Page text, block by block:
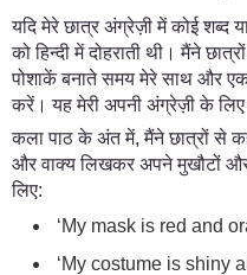
यदि मेरे छात्र अंग्रेज़ी में कोई शब्द
को हिन्दी में दोहराती थी। मैंने
पोशाकें बनाते समय मेरे साथ और
करें। यह मेरी अपनी अंग्रेज़ी के
कला पाठ के अंत में, मैंने छात्रों से
और वाक्य लिखकर अपने मुखौटों
लिए:
‘My mask is red and
‘My costume is shiny